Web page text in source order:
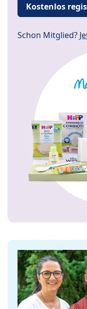
Kostenlos
Schon Mitglied?